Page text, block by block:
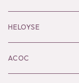
Black series
KOKO別注
HELOYSE
ACOC